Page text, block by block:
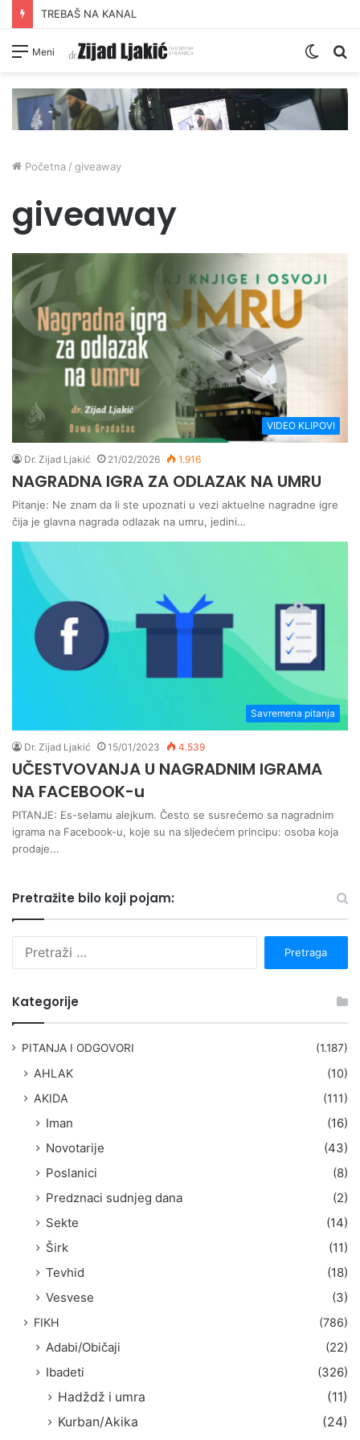
TREBAŠ NA KANAL
Meni
Switch
Početna / giveaway
giveaway
VIDEO KLIPOVI
Dr. Zijad Ljakić 21/02/2026 1.916
NAGRADNA IGRA ZA ODLAZAK NA UMRU
Pitanje: Ne znam da li ste upoznati u vezi aktuelne nagradne igre
čija je glavna nagrada odlazak na umru, jedini…
Savremena pitanja
Dr. Zijad Ljakić 15/01/2023 4.539
UČESTVOVANJA U NAGRADNIM IGRAMA
NA FACEBOOK-u
PITANJE: Es-selamu alejkum. Često se susrećemo sa nagradnim
igrama na Facebook-u, koje su na sljedećem principu: osoba koja
prodaje...
Pretražite bilo koji pojam:
Kategorije
PITANJA I ODGOVORI (1.187)
AHLAK
(10)
AKIDA
(111)
Iman
(16)
Novotarije
(43)
Poslanici
(8)
Predznaci sudnjeg dana
(2)
Sekte
(14)
Širk
(11)
Tevhid
(18)
Vesvese
(3)
FIKH (786)
Adabi/Običaji
(22)
Ibadeti
(326)
Hadždž i umra
(11)
Kurban/Akika
(24)